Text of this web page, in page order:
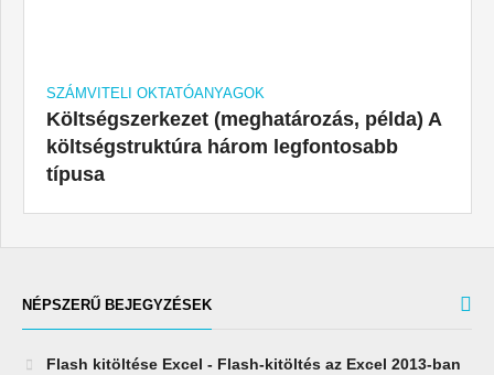
SZÁMVITELI OKTATÓANYAGOK
Költségszerkezet (meghatározás, példa) A
költségstruktúra három legfontosabb
típusa
NÉPSZERŰ BEJEGYZÉSEK
Flash kitöltése Excel - Flash-kitöltés az Excel 2013-ban